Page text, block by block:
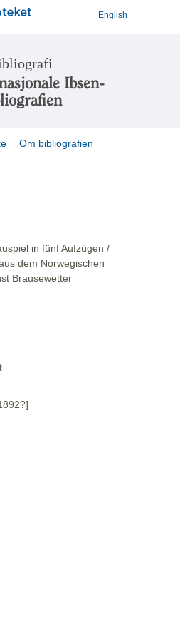
English
Ibsen-
Om bibliografien
in fünf Aufzügen /
dem Norwegischen
Brausewetter